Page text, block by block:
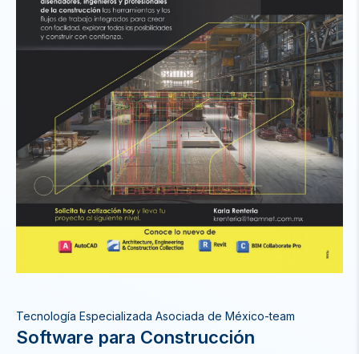
Tecnología Especializada Asociada de México-team
Software para Construcción